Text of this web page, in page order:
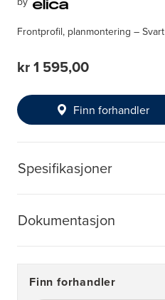
Spesifikasjoner
Dokumentasjon
Frontprofil, planmontering – Svart
kr 1 595,00
Finn forhandler
Finn forhandler